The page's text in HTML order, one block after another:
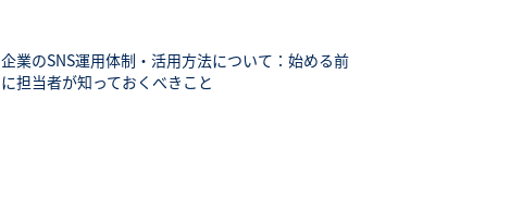
企業のSNS運用体制・活用方法について：始める前
に担当者が知っておくべきこと